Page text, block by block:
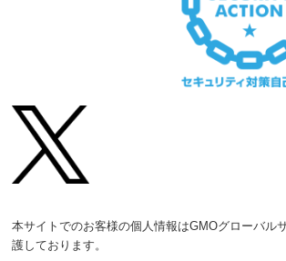
SMTP サーバーに接
セッションでクライ
メール送信するサン
2.08.01)用サンプル
本サイトでのお客様の個人情報はGMOグローバル
護しております。